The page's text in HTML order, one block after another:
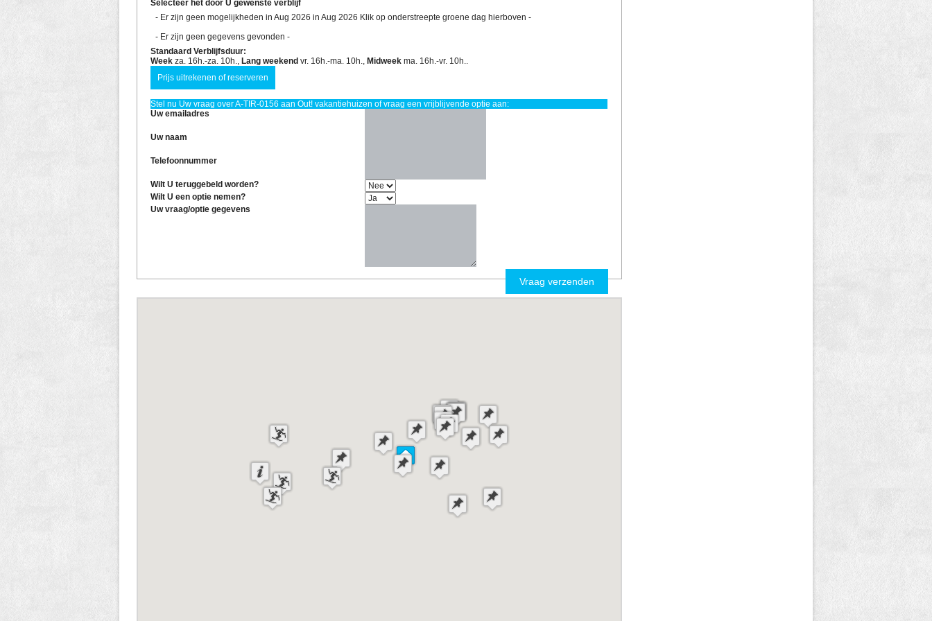
Selecteer het door U gewenste verblijf
- Er zijn geen mogelijkheden in Aug 2026 in Aug 2026 Klik op onderstreepte groene dag hierboven -
- Er zijn geen gegevens gevonden -
Standaard Verblijfsduur:
Week za. 16h.-za. 10h., Lang weekend vr. 16h.-ma. 10h., Midweek ma. 16h.-vr. 10h..
Stel nu Uw vraag over A-TIR-0156 aan Out! vakantiehuizen of vraag een vrijblijvende optie aan:
Uw emailadres
Uw naam
Telefoonnummer
Wilt U teruggebeld worden?
Wilt U een optie nemen?
Uw vraag/optie gegevens